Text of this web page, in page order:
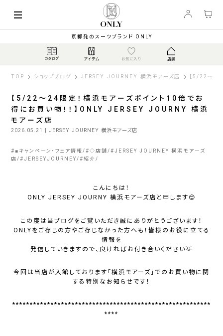
京都発のスーツブランド ONLY
TOP ショップブログ JERSEY JOURNEY 横浜モアーズ店 【5/22～24
【5/22～24限定！横浜モアーズポイント10倍でお
得にお買い物！！】ONLY JERSEY JOURNY 横浜
モアーズ店
2026.05.21 | JERSEY JOURNEY 横浜モアーズ店
# ■キャンペーン・フェア情報 #◇店舗 #JERSEY JOURNEY 横浜モアーズ
店 #JERSEYJOURNEY #紹介
こんにちは！
ONLY JERSEY JOURNY 横浜モアーズ店と申します😊
この度は当ブログをご覧いただき誠にありがとうございます！
ONLYをご存じの方やご存じなかった方へも！皆様のお役に立てる
情報を
発信していきますので、良ければお付き合いください💡
今回は当店が入館しております「横浜モアーズ」でのお買い物に関
する特別なお知らせです！
*********************************************************
****